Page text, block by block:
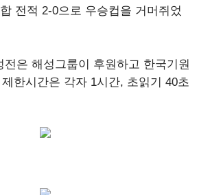
전적 2-0으로 우승컵을 거머쥐었
은 해성그룹이 후원하고 한국기원
한시간은 각자 1시간, 초읽기 40초